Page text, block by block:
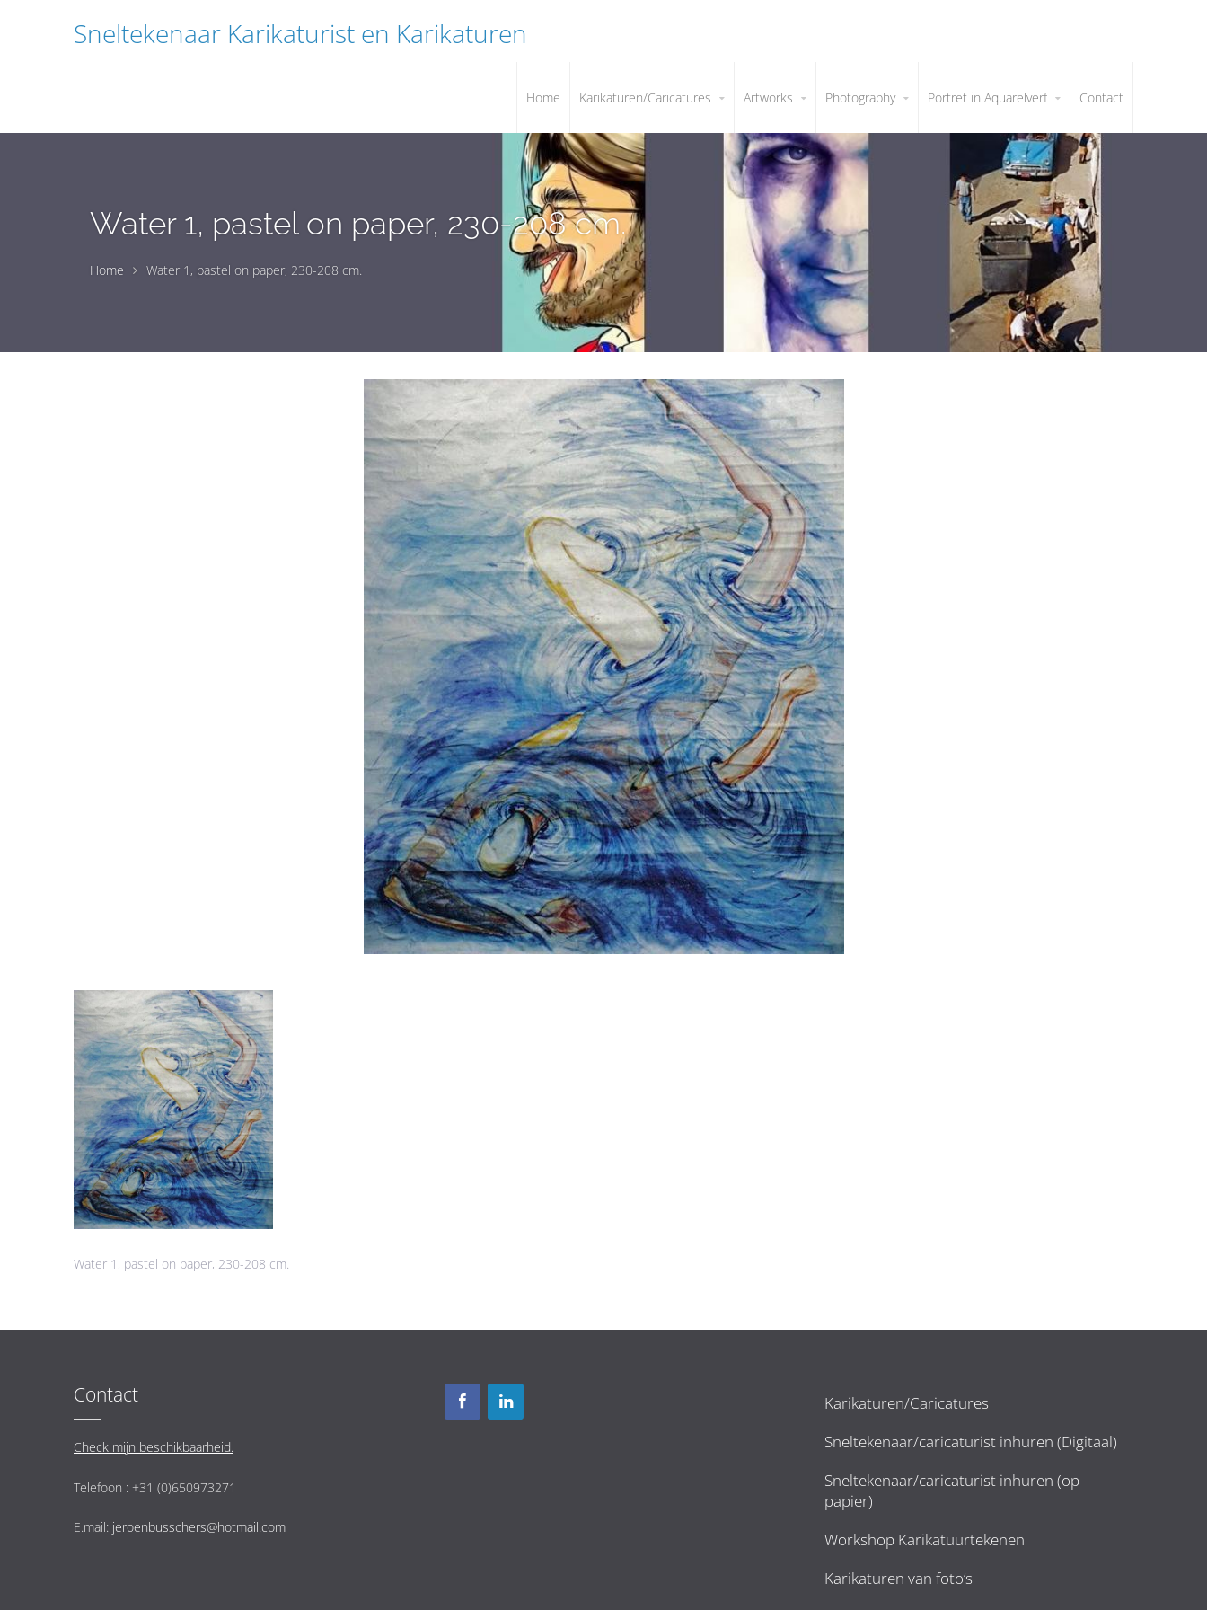
Sneltekenaar Karikaturist en Karikaturen
Home Karikaturen/Caricatures Artworks Photography Portret in Aquarelverf Contact
Water 1, pastel on paper, 230-208 cm.
Home Water 1, pastel on paper, 230-208 cm.
Water 1, pastel on paper, 230-208 cm.
Contact
Check mijn beschikbaarheid.
Telefoon : +31 (0)650973271
E.mail: jeroenbusschers@hotmail.com
Karikaturen/Caricatures
Sneltekenaar/caricaturist inhuren (Digitaal)
Sneltekenaar/caricaturist inhuren (op
papier)
Workshop Karikatuurtekenen
Karikaturen van foto’s